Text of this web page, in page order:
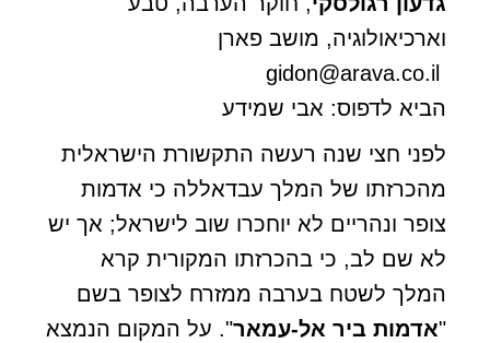
וארכיאולוגיה, מושב פארן
gidon@arava.co.il
הביא לדפוס: אבי שמידע
לפני חצי שנה רעשה התקשורת הישראלית
מהכרזתו של המלך עבדאללה כי אדמות
צופר ונהריים לא יוחכרו שוב לישראל; אך יש
לא שם לב, כי בהכרזתו המקורית קרא
המלך לשטח בערבה ממזרח לצופר בשם
"אדמות ביר אל-עמאר". על המקום הנמצא